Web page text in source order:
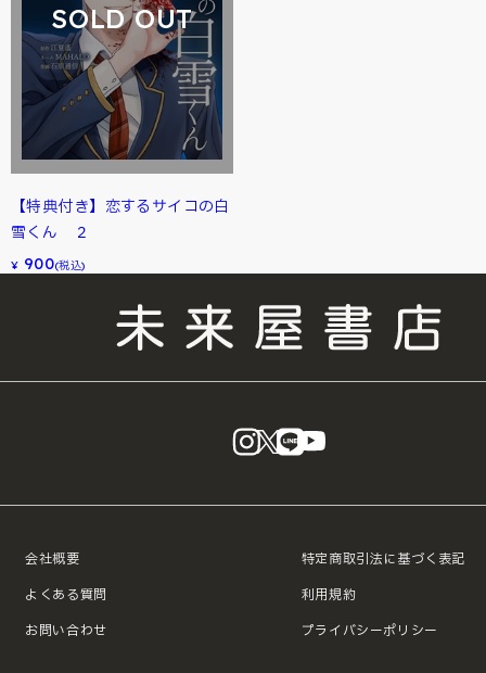
SOLD OUT
【特典付き】恋するサイコの白
雪くん ２
¥ 900(税込)
instagram
X LINE
会社概要
よくある質問
お問い合わせ
特定商取引法に基づく表記
利用規約
プライバシーポリシー